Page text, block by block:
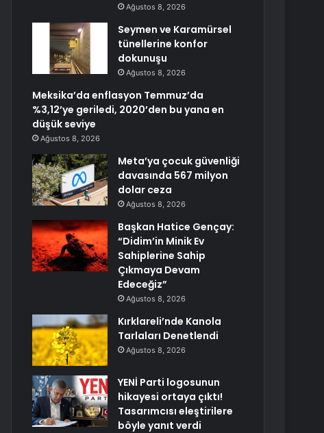
Ağustos 8, 2026
Seymen ve Karamürsel
tünellerine konfor
dokunuşu
Ağustos 8, 2026
Meksika’da enflasyon Temmuz’da
%3,12’ye geriledi, 2020’den bu yana en
düşük seviye
Ağustos 8, 2026
Meta’ya çocuk güvenliği
davasında 567 milyon
dolar ceza
Ağustos 8, 2026
Başkan Hatice Gençay:
“Didim’in Minik Ev
Sahiplerine Sahip
Çıkmaya Devam
Edeceğiz”
Ağustos 8, 2026
Kırklareli’nde Kanola
Tarlaları Denetlendi
Ağustos 8, 2026
YENİ Parti logosunun
hikayesi ortaya çıktı!
Tasarımcısı eleştirilere
böyle yanıt verdi